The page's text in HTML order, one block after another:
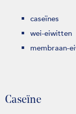
caseïnes
wei-eiwitten
membraan-
Caseïne